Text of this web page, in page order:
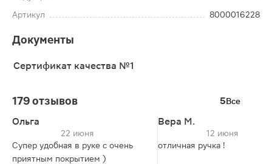
Артикул
8000016228
Документы
Сертификат качества №1
179 отзывов 5Все
Ольга
22 июня
Супер удобная в руке с очень
приятным покрытием )
Вера М.
12 июня
отличная ручка !